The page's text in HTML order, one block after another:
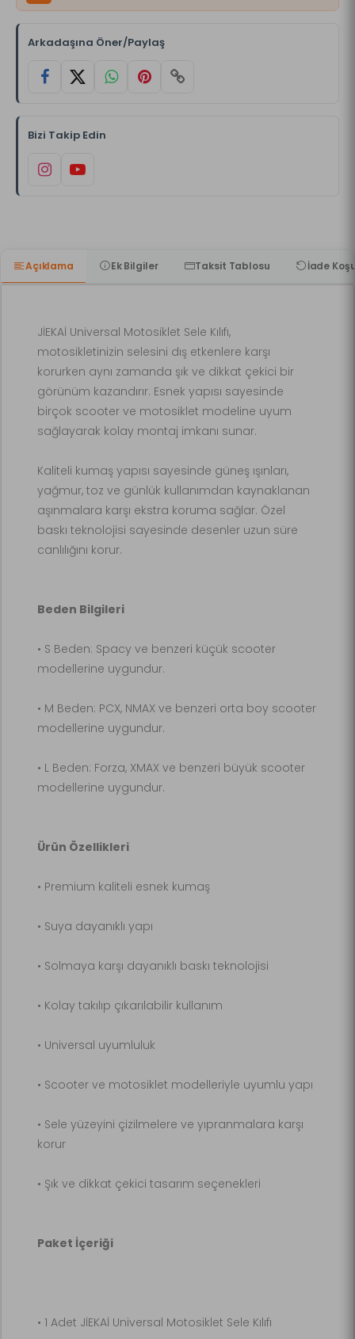
Arkadaşına Öner/Paylaş
Bizi Takip Edin
Açıklama Ek Bilgiler Taksit Tablosu İade
JİEKAİ Universal Motosiklet Sele Kılıfı,
motosikletinizin selesini dış etkenlere karşı
korurken aynı zamanda şık ve dikkat çekici bir
görünüm kazandırır. Esnek yapısı sayesinde
birçok scooter ve motosiklet modeline uyum
sağlayarak kolay montaj imkanı sunar.
Kaliteli kumaş yapısı sayesinde güneş ışınları,
yağmur, toz ve günlük kullanımdan kaynaklanan
aşınmalara karşı ekstra koruma sağlar. Özel
baskı teknolojisi sayesinde desenler uzun süre
canlılığını korur.
Beden Bilgileri
• S Beden: Spacy ve benzeri küçük scooter
modellerine uygundur.
• M Beden: PCX, NMAX ve benzeri orta boy scooter
modellerine uygundur.
• L Beden: Forza, XMAX ve benzeri büyük scooter
modellerine uygundur.
Ürün Özellikleri
• Premium kaliteli esnek kumaş
• Suya dayanıklı yapı
• Solmaya karşı dayanıklı baskı teknolojisi
• Kolay takılıp çıkarılabilir kullanım
• Universal uyumluluk
• Scooter ve motosiklet modelleriyle uyumlu yapı
• Sele yüzeyini çizilmelere ve yıpranmalara karşı
korur
• Şık ve dikkat çekici tasarım seçenekleri
Paket İçeriği
• 1 Adet JİEKAİ Universal Motosiklet Sele Kılıfı